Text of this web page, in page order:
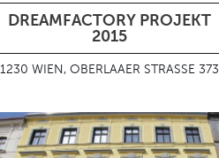
DREAMFACTORY PROJEKT
2015
1230 WIEN, OBERLAAER STRASSE 373